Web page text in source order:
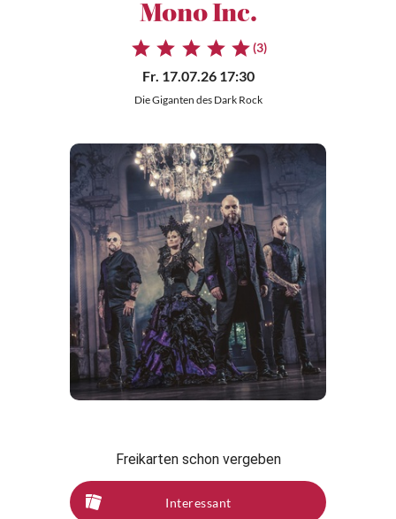
Mono Inc.
(3)
Fr. 17.07.26 17:30
Die Giganten des Dark Rock
Freikarten schon vergeben
Interessant